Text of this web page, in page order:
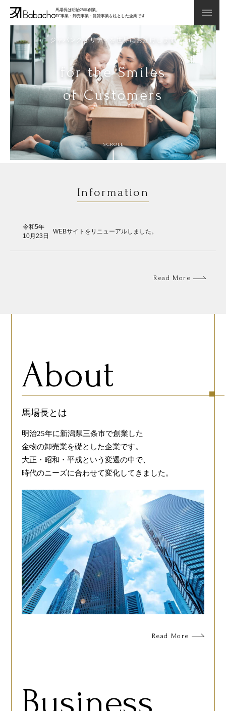
馬場長は明治25年創業。
EC事業・卸売事業・賃貸事業を柱とした企業です
for the Smiles
of Customers
ジャパンクオリティを世界にお届けします
for the Smiles
of Customers
ジャパンクオリティを世界にお届けします
SCROLL
Information
令和5年
10月23日
WEBサイトをリニューアルしました。
Read More
About
馬場長とは
明治25年に新潟県三条市で創業した
金物の卸売業を礎とした企業です。
大正・昭和・平成という変遷の中で、
時代のニーズに合わせて変化してきました。
Read More